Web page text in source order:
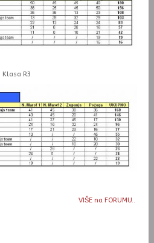
Klasa R3
VIŠE na FORUMU..